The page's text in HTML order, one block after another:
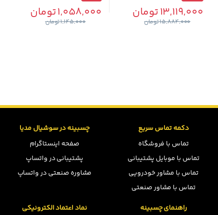
13,119,000تومان
15,884,000تومان
1,058,000تومان
1,145,000تومان
دکمه تماس سریع
تماس با فروشگاه
تماس با موبایل پشتیبانی
تماس با مشاور خودرویی
تماس با مشاور صنعتی
چسبینه در سوشیال مدیا
صفحه اینستاگرام
پشتیبانی در واتساپ
مشاوره صنعتی در واتساپ
راهنمای چسبینه
نماد اعتماد الکترونیکی